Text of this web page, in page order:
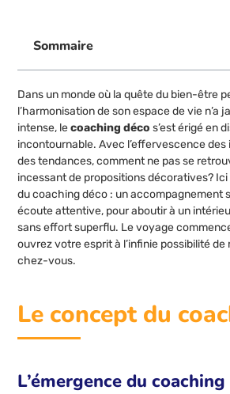
Sommaire
Dans un monde où la quête du bien-être
l’harmonisation de son espace de vie n’a
intense, lecoaching déco s’est érigé en
incontournable. Avec l’effervescence des
des tendances, comment ne pas se
incessant de propositions décoratives?
du coaching déco : un accompagnement
écoute attentive, pour aboutir à un
sans effort superflu. Le voyage
ouvrez votre esprit à l’infinie possibilité
chez-vous.
Le concept du
L’émergence du